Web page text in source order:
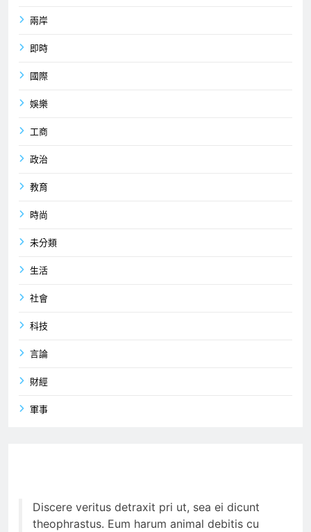
兩岸
即時
國際
娛樂
工商
政治
教育
時尚
未分類
生活
社會
科技
言論
財經
軍事
Discere veritus detraxit pri ut, sea ei dicunt
theophrastus. Eum harum animal debitis cu